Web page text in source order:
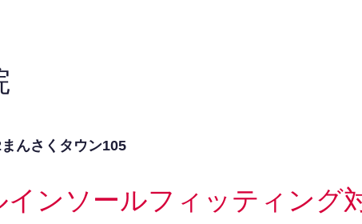
んさくタウン105
インソールフィッティング